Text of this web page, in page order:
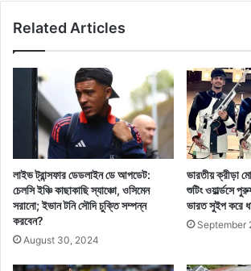
Related Articles
লাইভ ট্রান্সফার ডেডলাইন ডে আপডেট:
চেলসি ইঞ্চি কাছাকাছি স্যাঞ্চো, ওসিমেন
সরানো; ইভান টনি সৌদি চুক্তি সম্পন্ন
করবেন?
August 30, 2024
ভারতীয় ক্রীড়া
শুটিং ওয়ার্ল্ডসে
ভারত সুইপ করে
September